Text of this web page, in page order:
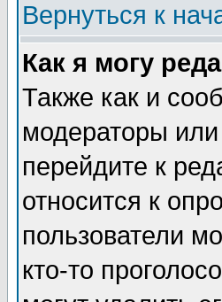
Вернуться к
Как я могу
Также как и
модераторы
перейдите к
относится к
пользователи
кто-то